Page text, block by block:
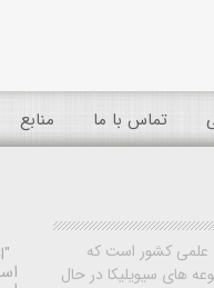
تماس با ما منابع
علمی کشور است که
های سیویلیکا در حال